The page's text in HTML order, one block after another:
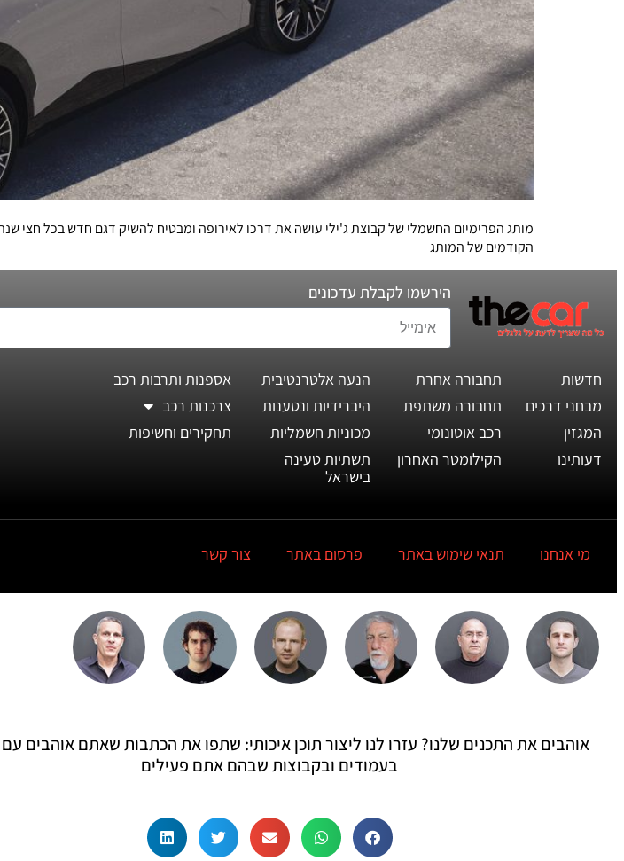
הקודמים של המותג
הירשמו לקבלת עדכונים
חדשות
מבחני דרכים
המגזין
דעותינו
תחבורה אחרת
תחבורה משתפת
רכב אוטונומי
הקילומטר האחרון
הנעה אלטרנטיבית
היברידיות ונטענות
מכוניות חשמליות
תשתיות טעינה
בישראל
אספנות ותרבות רכב
צרכנות רכב
תחקירים וחשיפות
מי אנחנו תנאי שימוש באתר פרסום באתר צור קשר
אוהבים את התכנים שלנו? עזרו לנו ליצור תוכן איכותי: שתפו את הכתבות שאתם אוהבים
בעמודים ובקבוצות שבהם אתם פעילים